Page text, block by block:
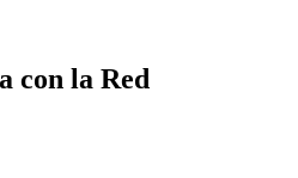
con la Red